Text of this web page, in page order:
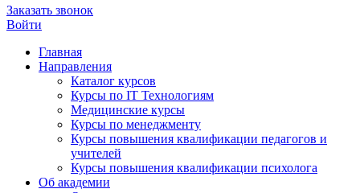
Заказать звонок
Войти
Главная
Направления
Каталог курсов
Курсы по IT Технологиям
Медицинские курсы
Курсы по менеджменту
Курсы повышения квалификации педагогов и
учителей
Курсы повышения квалификации психолога
Об академии